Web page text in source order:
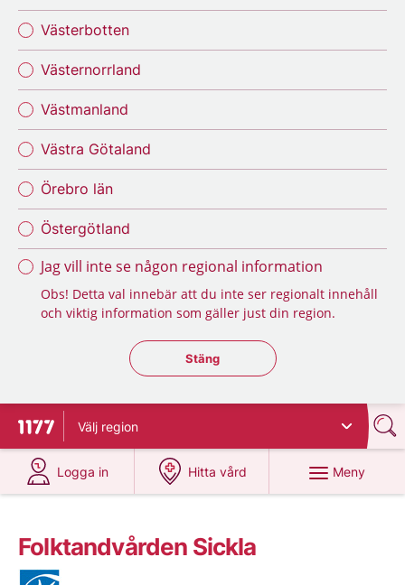
Västerbotten
Västernorrland
Västmanland
Västra Götaland
Örebro län
Östergötland
Jag vill inte se någon regional information
Obs! Detta val innebär att du inte ser regionalt innehåll
och viktig information som gäller just din region.
Stäng regionsväljaren
Stäng
Till startsidan för 1177
Välj region
Logga in
på 1177.se
Hitta vård
på 1177.se
Meny
Folktandvården Sickla